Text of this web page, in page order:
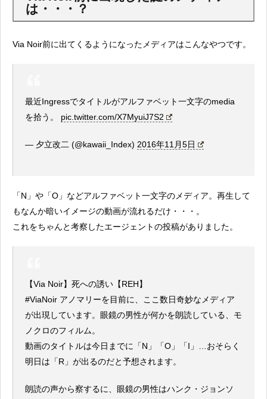
は・・・？
Via Noir前に出てくるようになったメディアはこんなやつです。
最近Ingressでタイトルがアルファベット一文字のmedia
を拾う。 pic.twitter.com/X7MyuiJ7S2
— 夕立改二 (@kawaii_Index) 2016年11月5日
「N」や「O」などアルファベット一文字のメディア。再生して
もなんか暗いイメージの動画が流れるだけ・・・。
これをちゃんと考察したエージェントの投稿がありました。
【Via Noir】死への誘い【REH】
#ViaNoir アノマリーを目前に、ここ数日奇妙なメディア
が出現しています。眼鏡の男性が何かを朗読している、モ
ノクロのフィルム。
動画のタイトルは今日までに「N」「O」「I」…おそらく
明日は「R」が出るのだと予想されます。
朗読の声から察するに、眼鏡の男性はハンク・ジョンソ